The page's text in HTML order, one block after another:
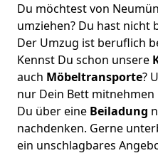
Du möchtest von
umziehen? Du hast nicht
Der Umzug ist beruflich
Kennst Du schon unsere
auch Möbeltransporte?
nur Dein Bett
Du über eine Beiladung
nachdenken. Gerne
ein unschlagbares